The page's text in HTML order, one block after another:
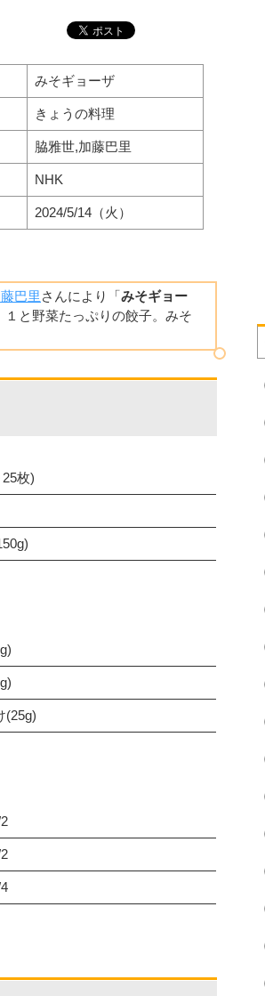
みそギョーザ
きょうの料理
脇雅世,加藤巴里
NHK
2024/5/14（火）
巴里 さんにより「みそギョー
と野菜たっぷりの餃子。みそ
枚)
(25g)